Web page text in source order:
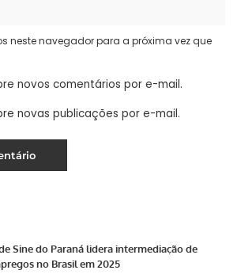
neste navegador para a próxima vez que
novos comentários por e-mail.
novas publicações por e-mail.
Sine do Paraná lidera intermediação de
no Brasil em 2025